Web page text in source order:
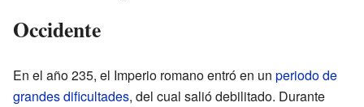
Occidente
En el año 235, el Imperio romano entró en un periodo de
grandes dificultades, del cual salió debilitado. Durante